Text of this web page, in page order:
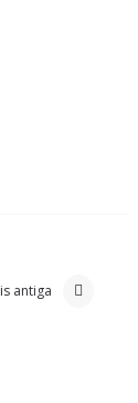
antiga